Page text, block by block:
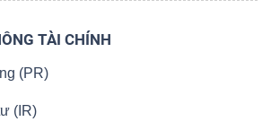
TÀI CHÍNH
(PR)
(IR)